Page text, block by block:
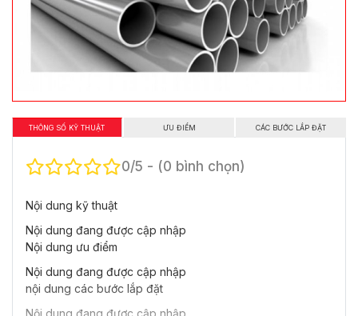
THÔNG SỐ KỸ THUẬT ƯU ĐIỂM CÁC BƯỚC LẮP ĐẶT
0/5 - (0 bình chọn)
Nội dung kỹ thuật
Nội dung đang được cập nhập
Nội dung ưu điểm
Nội dung đang được cập nhập
nội dung các bước lắp đặt
Nội dung đang được cập nhập